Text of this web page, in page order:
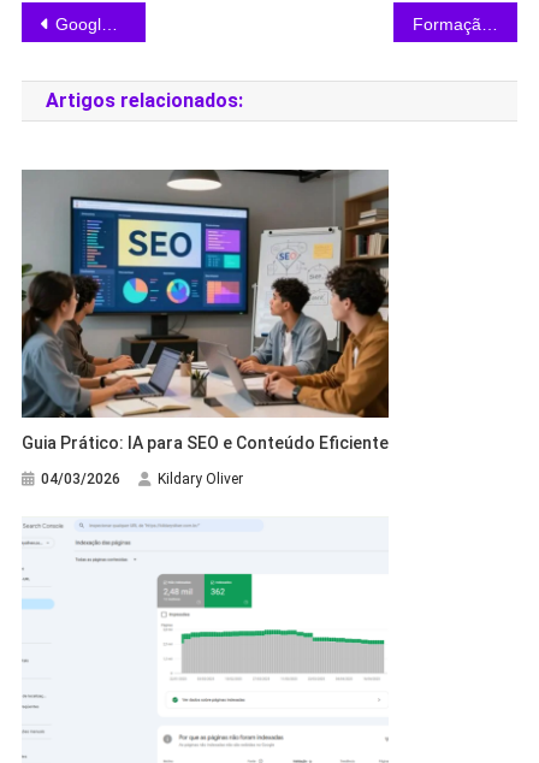
Google Search Console Terá Relatório de IA: Veja Como Funciona Formação Império dos Blogs Vale a Pena?
Artigos relacionados:
Guia Prático: IA para SEO e Conteúdo Eficiente
04/03/2026 Kildary Oliver